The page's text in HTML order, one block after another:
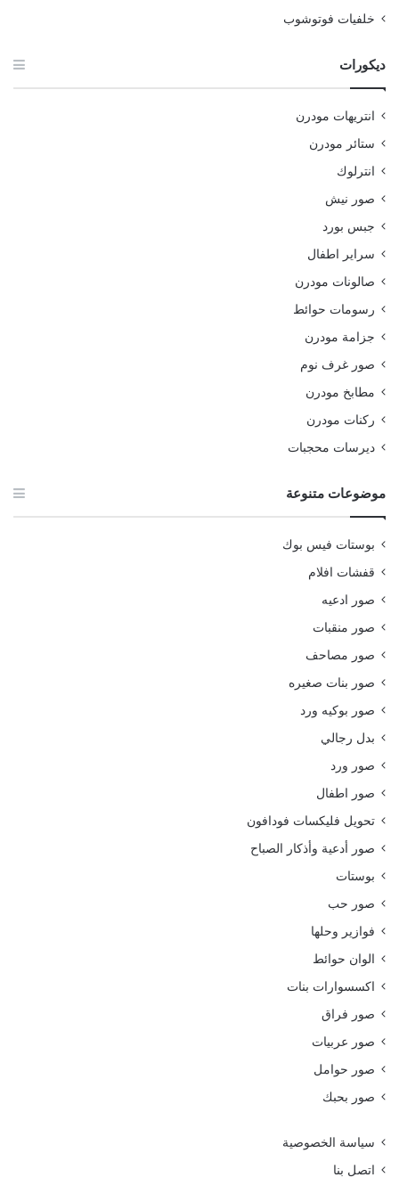
خلفيات فوتوشوب
ديكورات
انتريهات مودرن
ستائر مودرن
انترلوك
صور نيش
جبس بورد
سراير اطفال
صالونات مودرن
رسومات حوائط
جزامة مودرن
صور غرف نوم
مطابخ مودرن
ركنات مودرن
ديرسات محجبات
موضوعات متنوعة
بوستات فيس بوك
قفشات افلام
صور ادعيه
صور منقبات
صور مصاحف
صور بنات صغيره
صور بوكيه ورد
بدل رجالي
صور ورد
صور اطفال
تحويل فليكسات فودافون
صور أدعية وأذكار الصباح
بوستات
صور حب
فوازير وحلها
الوان حوائط
اكسسوارات بنات
صور فراق
صور عربيات
صور حوامل
صور بحبك
سياسة الخصوصية
اتصل بنا